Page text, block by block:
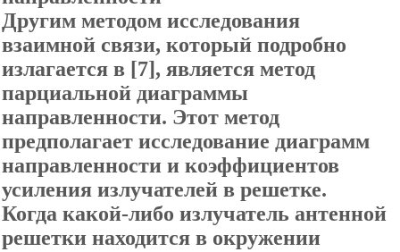
Другим методом исследования
взаимной связи, который подробно
излагается в [7], является метод
парциальной диаграммы
направленности. Этот метод
предполагает исследование диаграмм
направленности и коэффициентов
усиления излучателей в решетке.
Когда какой-либо излучатель антенной
решетки находится в окружении